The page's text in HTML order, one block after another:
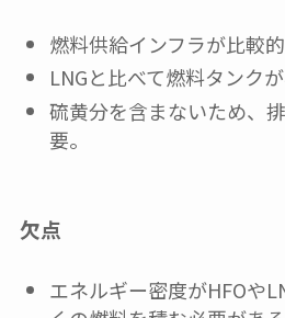
燃料供給インフラが比較的
LNGと比べて燃料タンク
硫黄分を含まないため、
要。
欠点
エネルギー密度がHFOや